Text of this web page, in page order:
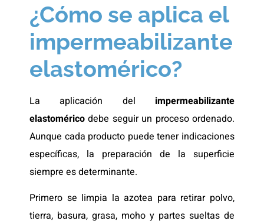
¿Cómo se aplica el
impermeabilizante
elastomérico?
La aplicación del impermeabilizante
elastomérico debe seguir un proceso ordenado.
Aunque cada producto puede tener indicaciones
específicas, la preparación de la superficie
siempre es determinante.
Primero se limpia la azotea para retirar polvo,
tierra, basura, grasa, moho y partes sueltas de